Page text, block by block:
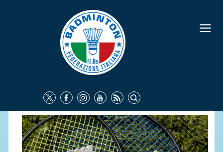
FEDERAZIONE
IDENTITÀ
COMMISSIONI FEDERALI
ORGANI TERRITORIALI
SOCIETÀ SPORTIVE
CARTE FEDERALI